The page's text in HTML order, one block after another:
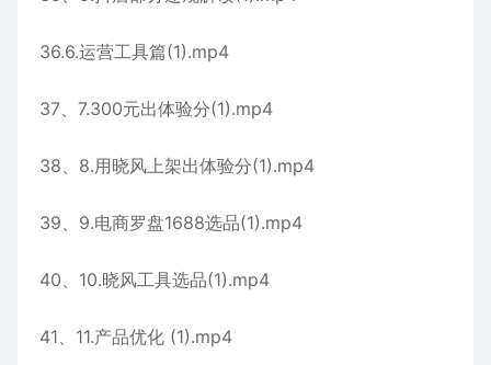
36.6.运营工具篇(1).mp4
37、7.300元出体验分(1).mp4
38、8.用晓风上架出体验分(1).mp4
39、9.电商罗盘1688选品(1).mp4
40、10.晓风工具选品(1).mp4
41、11.产品优化 (1).mp4